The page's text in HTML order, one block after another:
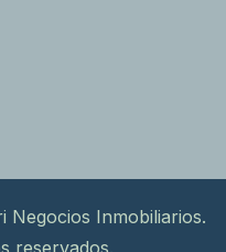
Negocios Inmobiliarios.
reservados.